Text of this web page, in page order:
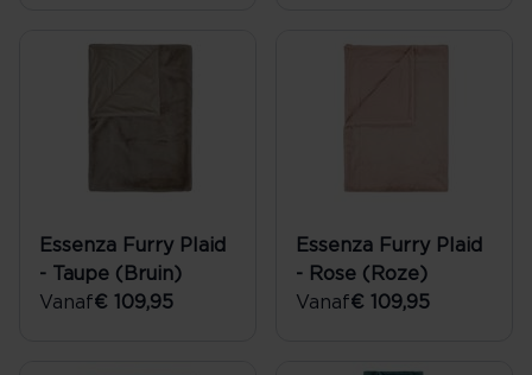
Essenza Furry Plaid
- Taupe (Bruin)
Vanaf€ 109,95
Essenza Furry Plaid
- Rose (Roze)
Vanaf€ 109,95